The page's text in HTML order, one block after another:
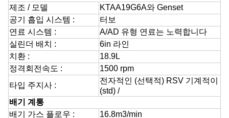
제조 / 모델
KTAA19G6A와 Genset
공기 흡입 시스템 :
터보
연료 시스템 :
A/AD 유형 연료는 노력합니다
실린더 배치 :
6in 라인
치환 :
18.9L
정격회전속도 :
1500 rpm
타입 주지사 :
전자적인 (선택적) RSV 기계적이
(std) /
배기 계통
배기 가스 플로우 :
16.8m3/min